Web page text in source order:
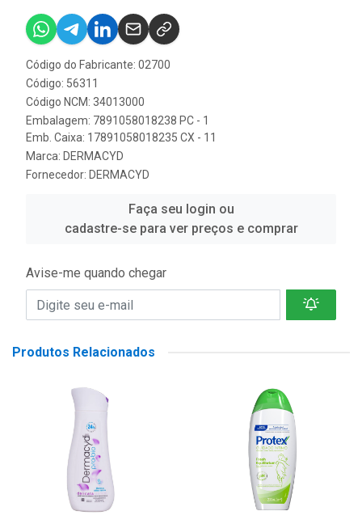
Código do Fabricante: 02700
Código: 56311
Código NCM: 34013000
Embalagem: 7891058018238 PC - 1
Emb. Caixa: 17891058018235 CX - 11
Marca: DERMACYD
Fornecedor: DERMACYD
Faça seu login ou
cadastre-se para ver preços e comprar
Avise-me quando chegar
Produtos Relacionados